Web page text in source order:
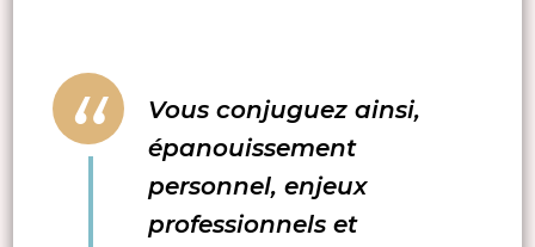
Vous conjuguez ainsi,
épanouissement
personnel, enjeux
professionnels et